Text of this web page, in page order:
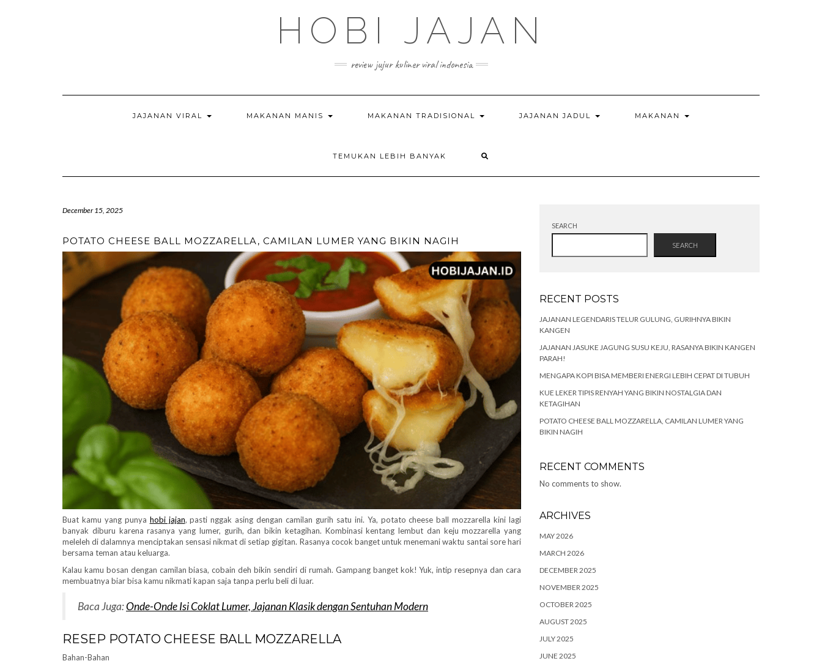
HOBI JAJAN
review jujur kuliner viral indonesia
JAJANAN VIRAL MAKANAN MANIS MAKANAN TRADISIONAL JAJANAN JADUL MAKANAN
TEMUKAN LEBIH BANYAK
December 15, 2025
POTATO CHEESE BALL MOZZARELLA, CAMILAN LUMER YANG BIKIN NAGIH
Buat kamu yang punya hobi jajan, pasti nggak asing dengan camilan gurih satu ini. Ya, potato cheese ball mozzarella kini lagi
banyak diburu karena rasanya yang lumer, gurih, dan bikin ketagihan. Kombinasi kentang lembut dan keju mozzarella yang
meleleh di dalamnya menciptakan sensasi nikmat di setiap gigitan. Rasanya cocok banget untuk menemani waktu santai sore hari
bersama teman atau keluarga.
Kalau kamu bosan dengan camilan biasa, cobain deh bikin sendiri di rumah. Gampang banget kok! Yuk, intip resepnya dan cara
membuatnya biar bisa kamu nikmati kapan saja tanpa perlu beli di luar.
Baca Juga:Onde-Onde Isi Coklat Lumer, Jajanan Klasik dengan Sentuhan Modern
RESEP POTATO CHEESE BALL MOZZARELLA
Bahan-Bahan
SEARCH
SEARCH
RECENT POSTS
JAJANAN LEGENDARIS TELUR GULUNG, GURIHNYA BIKIN
KANGEN
JAJANAN JASUKE JAGUNG SUSU KEJU, RASANYA BIKIN KANGEN
PARAH!
MENGAPA KOPI BISA MEMBERI ENERGI LEBIH CEPAT DI TUBUH
KUE LEKER TIPIS RENYAH YANG BIKIN NOSTALGIA DAN
KETAGIHAN
POTATO CHEESE BALL MOZZARELLA, CAMILAN LUMER YANG
BIKIN NAGIH
RECENT COMMENTS
No comments to show.
ARCHIVES
MAY 2026
MARCH 2026
DECEMBER 2025
NOVEMBER 2025
OCTOBER 2025
AUGUST 2025
JULY 2025
JUNE 2025